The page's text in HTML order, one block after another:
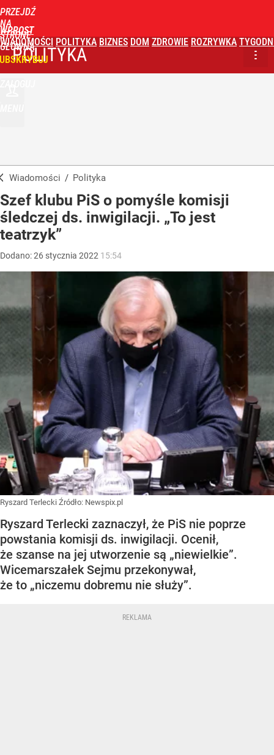
PRZEJDŹ
NA
STRONĘ
GŁÓWNĄ
WPROST
WIADOMOŚCI POLITYKA BIZNES DOM ZDROWIE ROZRYWKA
POLITYKA
Wiadomości / Polityka
Szef klubu PiS o pomyśle komisji
śledczej ds. inwigilacji. „To jest
teatrzyk”
Dodano:26 stycznia 2022 15:54
Ryszard Terlecki Źródło: Newspix.pl
Ryszard Terlecki zaznaczył, że PiS nie poprze
powstania komisji ds. inwigilacji. Ocenił,
że szanse na jej utworzenie są „niewielkie”.
Wicemarszałek Sejmu przekonywał,
że to „niczemu dobremu nie służy”.